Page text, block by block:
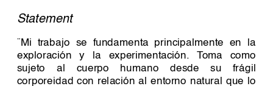
Statement
¨Mi trabajo se fundamenta principalmente en la
exploración y la experimentación. Toma como
sujeto al cuerpo humano desde su frágil
corporeidad con relación al entorno natural que lo